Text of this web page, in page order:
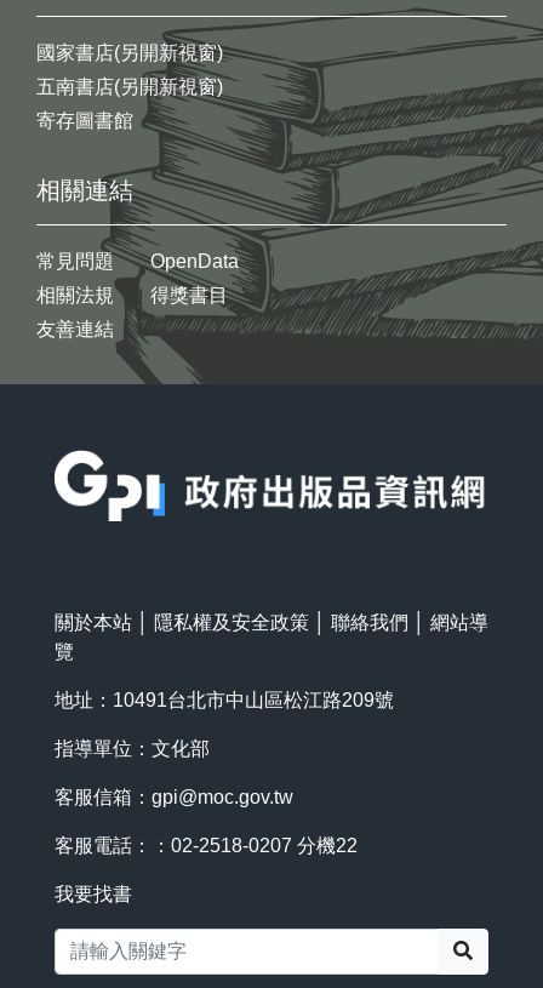
國家書店(另開新視窗)
五南書店(另開新視窗)
寄存圖書館
相關連結
常見問題
相關法規
友善連結
OpenData
得獎書目
關於本站 隱私權及安全政策 聯絡我們
網站導
覽
地址：10491台北市中山區松江路209號
指導單位：文化部
客服信箱： gpi@moc.gov.tw
客服電話：：02-2518-0207 分機22
我要找書